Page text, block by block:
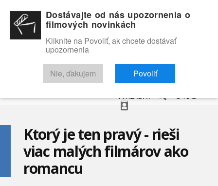
RECENZIE TRAILERY FILMOVÁ DATABÁZA
VYHĽADAŤ O NÁS
Ktorý je ten pravý - rieši
viac malých filmárov ako
romancu
Dostávajte od nás upozornenia o
filmových novinkách
Kliknite na Povoliť, ak chcete dostávať
upozornenia
Nie, ďakujem Povoliť